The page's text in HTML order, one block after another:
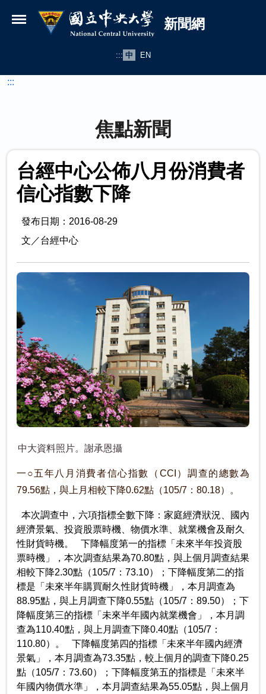
國立中央大學新聞網
新聞網
::: 中 EN
:::
焦點新聞
台經中心公佈八月份消費者
信心指數下降
發布日期：2016-08-29
文／台經中心
中大資料照片。謝承恩攝
一○五年八月消費者信心指數（CCI）調查的總數為
79.56點，與上月相較下降0.62點（105/7：80.18）。
本次調查中，六項指標全數下降：家庭經濟狀況、國內
經濟景氣、投資股票時機、物價水準、就業機會及耐久
性財貨時機。 下降幅度第一的指標「未來半年投資股
票時機」，本次調查結果為70.80點，與上個月調查結果
相較下降2.30點（105/7：73.10）；下降幅度第二的指
標是「未來半年購買耐久性財貨時機」，本月調查為
88.95點，與上月調查下降0.55點（105/7：89.50）；下
降幅度第三的指標「未來半年國內就業機會」，本月調
查為110.40點，與上月調查下降0.40點（105/7：
110.80）。 下降幅度第四的指標「未來半年國內經濟
景氣」，本月調查為73.35點，較上個月的調查下降0.25
點（105/7：73.60）；下降幅度第五的指標是「未來半
年國內物價水準」，本月調查結果為55.05點，與上個月